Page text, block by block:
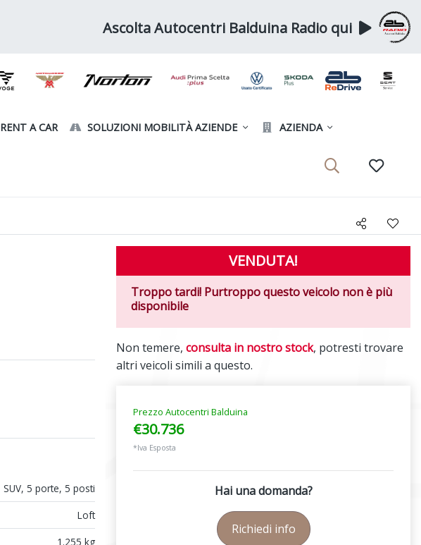
Ascolta Autocentri Balduina Radio qui
RENT A CAR SOLUZIONI MOBILITÀ AZIENDE AZIENDA
SUV, 5 porte, 5 posti
Loft
1.255 kg
VENDUTA!
Troppo tardi! Purtroppo questo veicolo non è più
disponibile
Non temere, consulta in nostro stock, potresti trovare
altri veicoli simili a questo.
Prezzo Autocentri Balduina
€30.736
*Iva Esposta
Hai una domanda?
Richiedi info